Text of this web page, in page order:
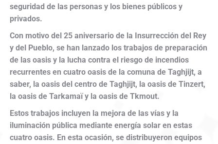
seguridad de las personas y los bienes públicos y
privados.
Con motivo del 25 aniversario de la Insurrección del Rey
y del Pueblo, se han lanzado los trabajos de preparación
de las oasis y la lucha contra el riesgo de incendios
recurrentes en cuatro oasis de la comuna de Taghjijt, a
saber, la oasis del centro de Taghjijt, la oasis de Tinzert,
la oasis de Tarkamaï y la oasis de Tkmout.
Estos trabajos incluyen la mejora de las vías y la
iluminación pública mediante energía solar en estas
cuatro oasis. En esta ocasión, se distribuyeron equipos